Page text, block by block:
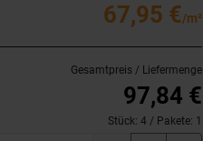
67,95 €/m²
Gesamtpreis / Liefermenge
97,84 €
Stück: 4 / Pakete: 1